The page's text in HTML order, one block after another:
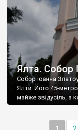
Ялта. Собор
Собор Іоанна
Ялти. Його 45-
майже звідусіль, а
1 2